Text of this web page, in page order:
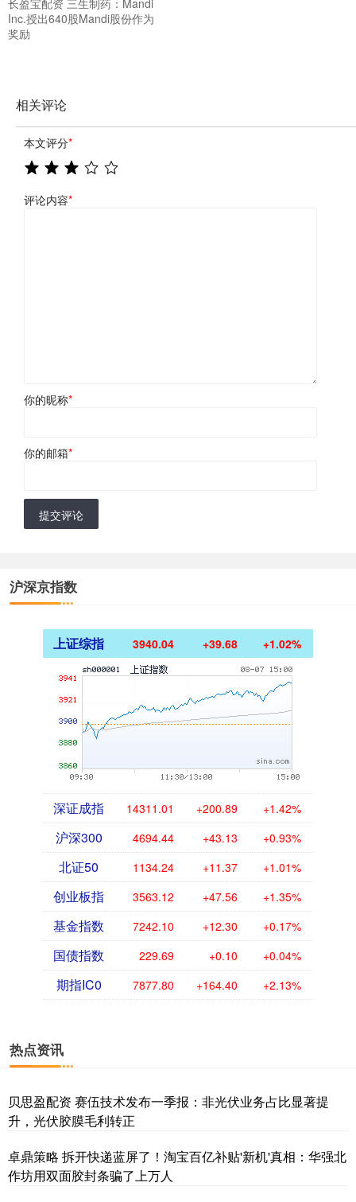
长盈宝配资 三生制药：Mandi
Inc.授出640股Mandi股份作为
奖励
相关评论
本文评分*
评论内容*
你的昵称*
你的邮箱*
提交评论
沪深京指数
上证综指 3940.04 +39.68 +1.02%
深证成指 14311.01 +200.89 +1.42%
沪深300 4694.44 +43.13 +0.93%
北证50 1134.24 +11.37 +1.01%
创业板指 3563.12 +47.56 +1.35%
基金指数 7242.10 +12.30 +0.17%
国债指数 229.69 +0.10 +0.04%
期指IC0 7877.80 +164.40 +2.13%
热点资讯
贝思盈配资 赛伍技术发布一季报：非光伏业务占比显著提
升，光伏胶膜毛利转正
卓鼎策略 拆开快递蓝屏了！淘宝百亿补贴'新机'真相：华强北
作坊用双面胶封条骗了上万人